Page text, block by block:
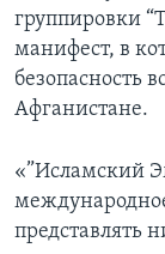
группировки
манифест, в
безопасность
Афганистане.
«”Исламский
представлять